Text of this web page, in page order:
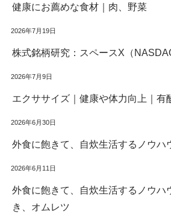
健康にお薦めな食材｜肉、野菜
2026年7月19日
株式銘柄研究：スペースX（
2026年7月9日
エクササイズ｜健康や体力向上｜有
2026年6月30日
外食に飽きて、自炊生活するノウハ
2026年6月11日
外食に飽きて、自炊生活するノウハ
き、オムレツ